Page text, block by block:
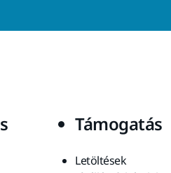
Támogatás
Letöltések